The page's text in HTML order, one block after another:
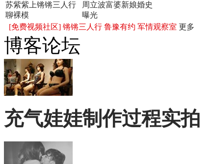
苏紫紫上锵锵三人行
聊裸模
周立波富婆新娘婚史
曝光
[免费视频社区] 锵锵三人行 鲁豫有约 军情观察室 更多
博客论坛
充气娃娃制作过程实拍